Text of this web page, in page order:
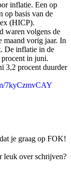
inflatie. Een op
op basis van de
(HICP).
waren volgens de
maand vorig jaar. In
De inflatie in de
procent in juni.
3,2 procent duurder
7kyCzmvCAY
je graag op FOK!
leuk over schrijven?